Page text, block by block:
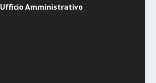
Ufficio Amministrativo